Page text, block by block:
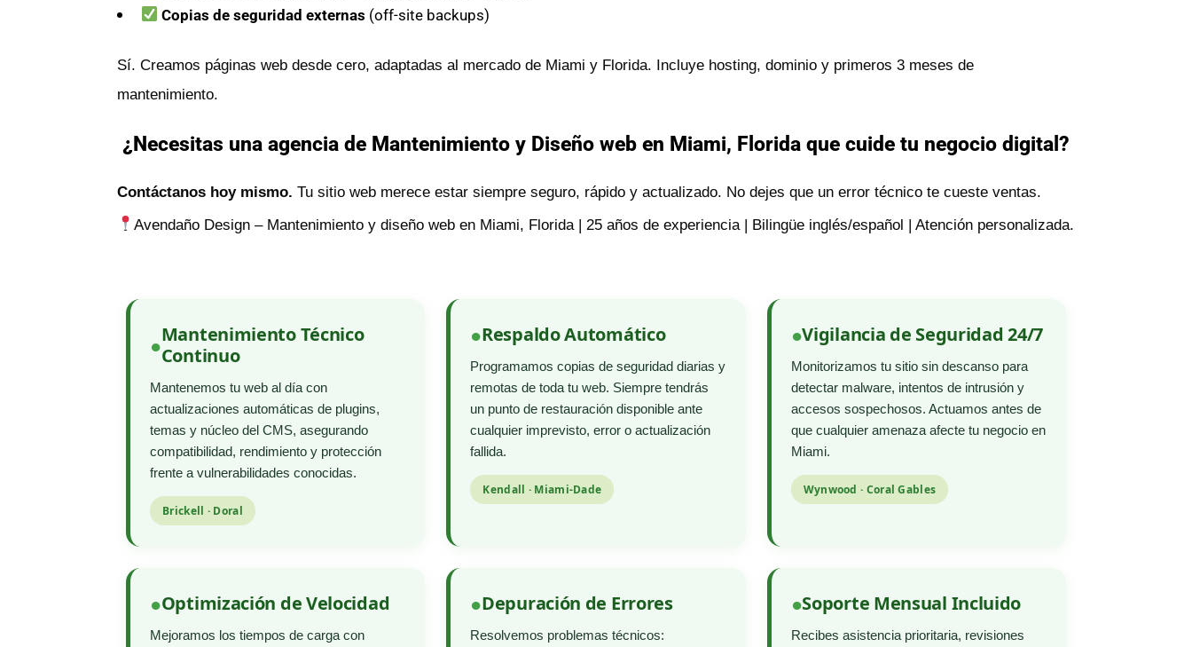
Copias de seguridad externas (off-site backups)
Sí. Creamos páginas web desde cero, adaptadas al mercado de Miami y Florida. Incluye hosting, dominio y primeros 3 meses de
mantenimiento.
¿Necesitas una agencia de Mantenimiento y Diseño web en Miami, Florida que cuide tu negocio digital?
Contáctanos hoy mismo. Tu sitio web merece estar siempre seguro, rápido y actualizado. No dejes que un error técnico te cueste ventas.
Avendaño Design – Mantenimiento y diseño web en Miami, Florida | 25 años de experiencia | Bilingüe inglés/español | Atención personalizada.
Mantenimiento Técnico
Continuo
Mantenemos tu web al día con
actualizaciones automáticas de plugins,
temas y núcleo del CMS, asegurando
compatibilidad, rendimiento y protección
frente a vulnerabilidades conocidas.
Brickell · Doral
Respaldo Automático
Programamos copias de seguridad diarias y
remotas de toda tu web. Siempre tendrás
un punto de restauración disponible ante
cualquier imprevisto, error o actualización
fallida.
Kendall · Miami-Dade
Vigilancia de Seguridad 24/7
Monitorizamos tu sitio sin descanso para
detectar malware, intentos de intrusión y
accesos sospechosos. Actuamos antes de
que cualquier amenaza afecte tu negocio en
Miami.
Wynwood · Coral Gables
Optimización de Velocidad
Mejoramos los tiempos de carga con
Depuración de Errores
Resolvemos problemas técnicos:
Soporte Mensual Incluido
Recibes asistencia prioritaria, revisiones